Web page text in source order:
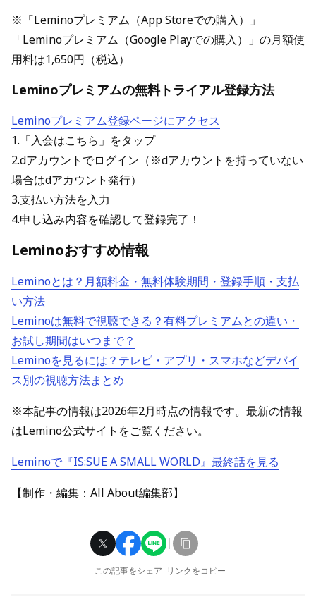
※「Leminoプレミアム（App Storeでの購入）」
「Leminoプレミアム（Google Playでの購入）」の月額使
用料は1,650円（税込）
Leminoプレミアムの無料トライアル登録方法
Leminoプレミアム登録ページにアクセス
1.「入会はこちら」をタップ
2.dアカウントでログイン（※dアカウントを持っていない
場合はdアカウント発行）
3.支払い方法を入力
4.申し込み内容を確認して登録完了！
Leminoおすすめ情報
Leminoとは？月額料金・無料体験期間・登録手順・支払
い方法
Leminoは無料で視聴できる？有料プレミアムとの違い・
お試し期間はいつまで？
Leminoを見るには？テレビ・アプリ・スマホなどデバイ
ス別の視聴方法まとめ
※本記事の情報は2026年2月時点の情報です。最新の情報
はLemino公式サイトをご覧ください。
Leminoで『IS:SUE A SMALL WORLD』最終話を見る
【制作・編集：All About編集部】
この記事をシェア リンクをコピー